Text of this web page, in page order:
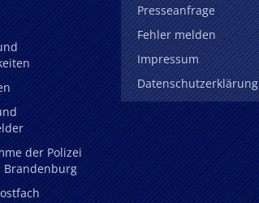
der Polizei
Brandenburg
Presseanfrage
Fehler melden
Impressum
Datenschutzerklärung